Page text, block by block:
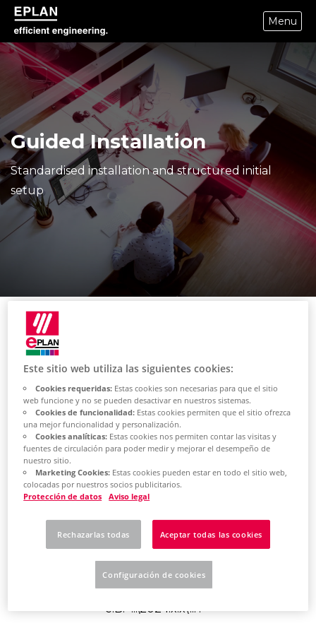
epulse.com home
Menu
Guided Installation
Standardised installation and structured initial
setup
Learn how to
uninstall the
software
Uninstall software
Go to C:\Program
Files\EPLAN\Setup Manager.
Select the version to remove,
e.B. "...\2024.x.x\...".
Este sitio web utiliza las siguientes cookies:
Cookies requeridas:Estas cookies son necesarias para que el sitio
web funcione y no se pueden desactivar en nuestros sistemas.
Cookies de funcionalidad:Estas cookies permiten que el sitio ofrezca
una mejor funcionalidad y personalización.
Cookies analíticas:Estas cookies nos permiten contar las visitas y
fuentes de circulación para poder medir y mejorar el desempeño de
nuestro sitio.
Marketing Cookies:Estas cookies pueden estar en todo el sitio web,
colocadas por nuestros socios publicitarios.
Protección de datos
Aviso legal
Rechazarlas todas Aceptar todas las cookies
Configuración de cookies